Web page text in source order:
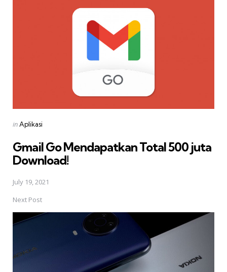
Posted
inAplikasi
Gmail Go Mendapatkan Total 500 juta
Download!
July 19, 2021
Next Post